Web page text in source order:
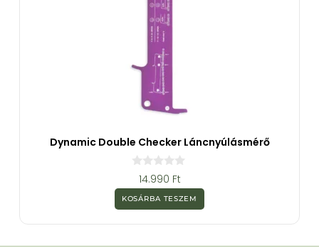
Dynamic Double Checker Láncnyúlásmérő
z
5
b
l
14.990 Ft
KOSÁRBA TESZEM